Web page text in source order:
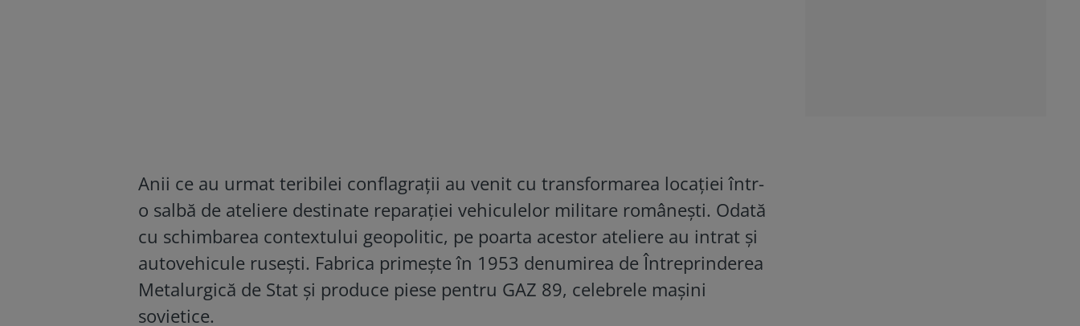
Anii ce au urmat teribilei conflagrații au venit cu transformarea locației într-
o salbă de ateliere destinate reparației vehiculelor militare românești. Odată
cu schimbarea contextului geopolitic, pe poarta acestor ateliere au intrat și
autovehicule rusești. Fabrica primește în 1953 denumirea de Întreprinderea
Metalurgică de Stat și produce piese pentru GAZ 89, celebrele mașini
sovietice.